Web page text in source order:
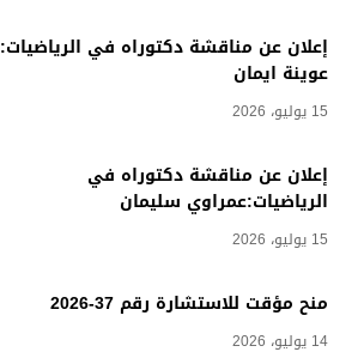
إعلان عن مناقشة دكتوراه في الرياضيات:
عوينة ايمان
15 يوليو، 2026
إعلان عن مناقشة دكتوراه في
الرياضيات:عمراوي سليمان
15 يوليو، 2026
منح مؤقت للاستشارة رقم 37-2026
14 يوليو، 2026